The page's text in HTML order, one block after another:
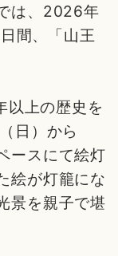
は、2026年
間、「山王
上の歴史を
日）から
ースにて絵灯
絵が灯籠にな
景を親子で堪